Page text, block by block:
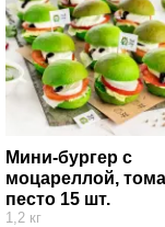
Мини-бургер с
моцареллой,
песто 15 шт.
1,2 кг